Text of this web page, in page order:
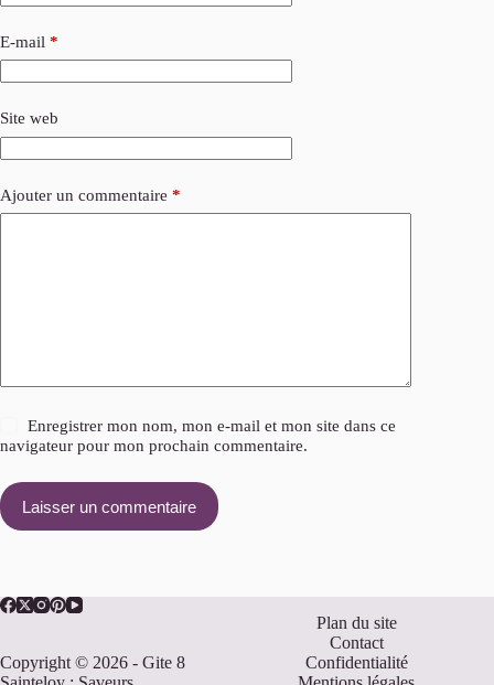
E-mail *
Site web
Ajouter un commentaire *
Enregistrer mon nom, mon e-mail et mon site dans ce
navigateur pour mon prochain commentaire.
Laisser un commentaire
Copyright © 2026 - Gite 8
Plan du site
Contact
Confidentialité